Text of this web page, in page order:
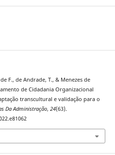
F., de Andrade, T., & Menezes de
de Cidadania Organizacional
transcultural e validação para o
Da Administração, 24(63).